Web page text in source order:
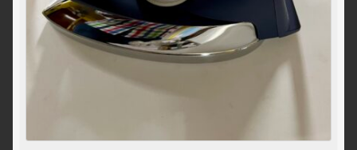
Solicitar acceso